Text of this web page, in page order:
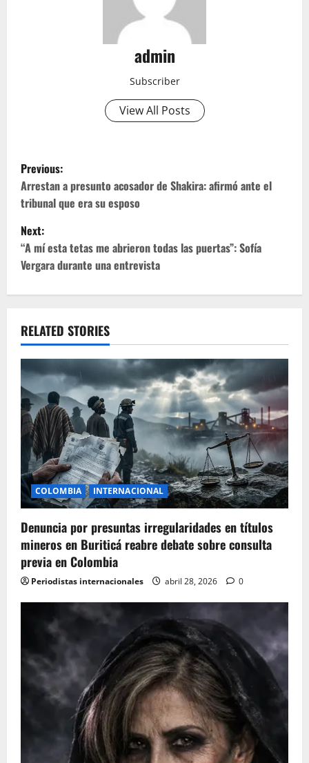
admin
Subscriber
View All Posts
P
o
s
t
n
v
i
g
a
t
i
o
n
Previous:
Arrestan a presunto acosador de Shakira: afirmó ante el
tribunal que era su esposo
Next:
“A mí esta tetas me abrieron todas las puertas”: Sofía
Vergara durante una entrevista
RELATED STORIES
COLOMBIA INTERNACIONAL
Denuncia por presuntas irregularidades en títulos
mineros en Buriticá reabre debate sobre consulta
previa en Colombia
Periodistas internacionales abril 28, 2026 0